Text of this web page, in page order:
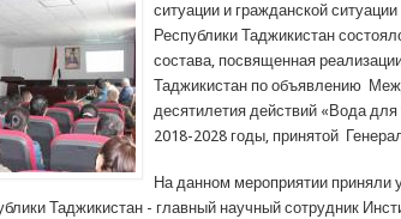
ситуации и гражданской
Республики Таджикистан
состава, посвященная
Таджикистан по объявлению
десятилетия действий «Вода для
2018-2028 годы, принятой
На данном мероприятии приняли
Таджикистан - главный научный сотрудник